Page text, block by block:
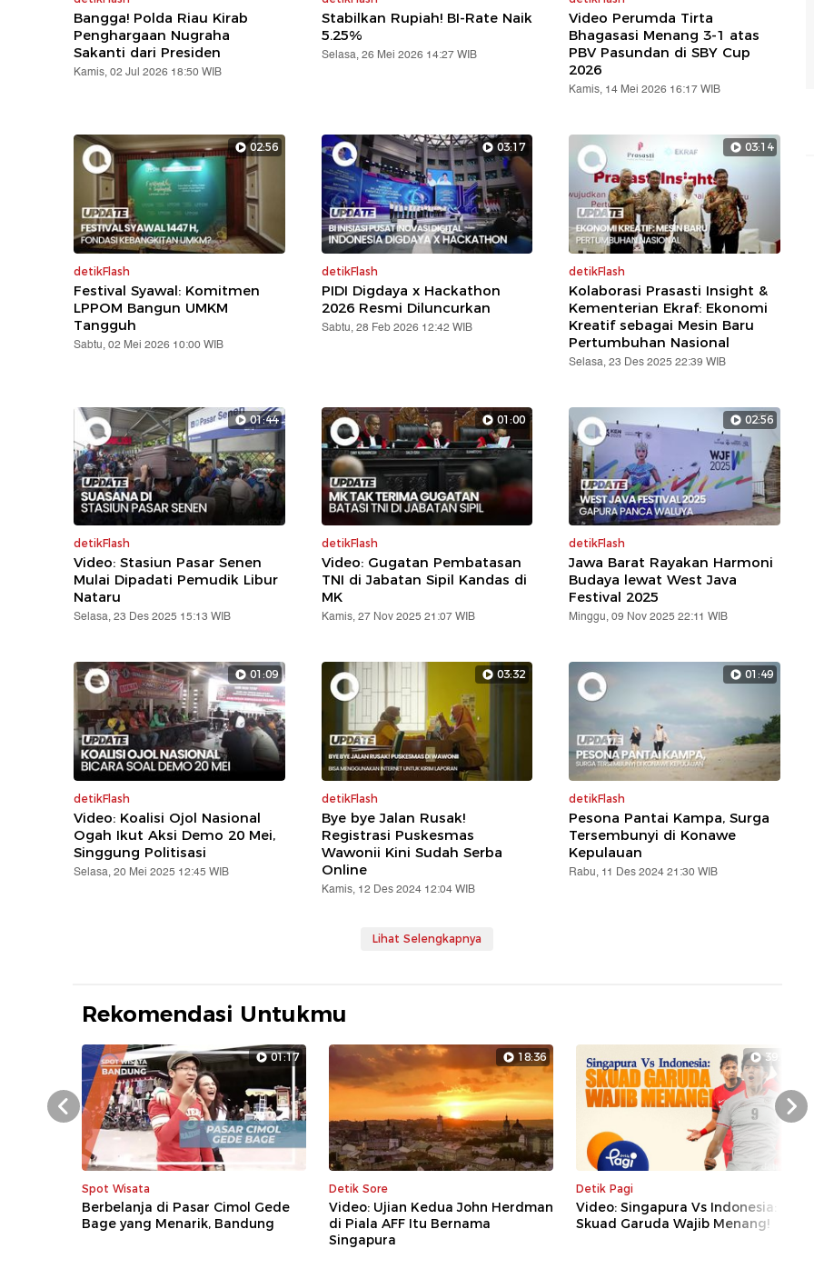
Bangga! Polda Riau Kirab
Penghargaan Nugraha
Sakanti dari Presiden
Kamis, 02 Jul 2026 18:50 WIB
Stabilkan Rupiah! BI-Rate Naik
5.25%
Selasa, 26 Mei 2026 14:27 WIB
Video Perumda Tirta
Bhagasasi Menang 3-1 atas
PBV Pasundan di SBY Cup
2026
Kamis, 14 Mei 2026 16:17 WIB
02:56
detikFlash
Festival Syawal: Komitmen
LPPOM Bangun UMKM
Tangguh
Sabtu, 02 Mei 2026 10:00 WIB
03:17
detikFlash
PIDI Digdaya x Hackathon
2026 Resmi Diluncurkan
Sabtu, 28 Feb 2026 12:42 WIB
03:14
detikFlash
Kolaborasi Prasasti Insight &
Kementerian Ekraf: Ekonomi
Kreatif sebagai Mesin Baru
Pertumbuhan Nasional
Selasa, 23 Des 2025 22:39 WIB
01:44
detikFlash
Video: Stasiun Pasar Senen
Mulai Dipadati Pemudik Libur
Nataru
Selasa, 23 Des 2025 15:13 WIB
01:00
detikFlash
Video: Gugatan Pembatasan
TNI di Jabatan Sipil Kandas di
MK
Kamis, 27 Nov 2025 21:07 WIB
02:56
detikFlash
Jawa Barat Rayakan Harmoni
Budaya lewat West Java
Festival 2025
Minggu, 09 Nov 2025 22:11 WIB
01:09
detikFlash
Video: Koalisi Ojol Nasional
Ogah Ikut Aksi Demo 20 Mei,
Singgung Politisasi
Selasa, 20 Mei 2025 12:45 WIB
03:32
detikFlash
Bye bye Jalan Rusak!
Registrasi Puskesmas
Wawonii Kini Sudah Serba
Online
Kamis, 12 Des 2024 12:04 WIB
01:49
detikFlash
Pesona Pantai Kampa, Surga
Tersembunyi di Konawe
Kepulauan
Rabu, 11 Des 2024 21:30 WIB
Lihat Selengkapnya
Rekomendasi Untukmu
01:17
Spot Wisata
Berbelanja di Pasar Cimol Gede
Bage yang Menarik, Bandung
18:36
Detik Sore
Video: Ujian Kedua John Herdman
di Piala AFF Itu Bernama
Singapura
39:04
Detik Pagi
Video: Singapura Vs Indonesia:
Skuad Garuda Wajib Menang!
Prev Next